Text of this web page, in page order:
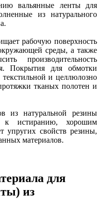
вальянные ленты для
из натурального
рабочую поверхность
среды, а также
производительность
Покрытия для обмотки
и целлюлозно
тканых полотен и
из натуральной резины
к истиранию, хорошим
упругих свойств резины,
материалов.
для
из